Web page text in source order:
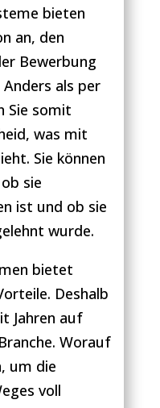
bieten
an, den
Bewerbung
als per
Sie somit
was mit
Sie können
sie
ist und ob sie
wurde.
bietet
Deshalb
Jahren auf
Worauf
um die
voll